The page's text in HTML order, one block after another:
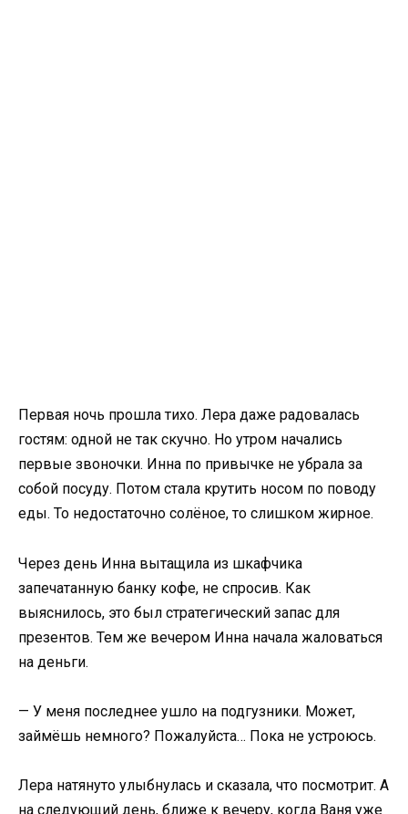
Первая ночь прошла тихо. Лера даже радовалась
гостям: одной не так скучно. Но утром начались
первые звоночки. Инна по привычке не убрала за
собой посуду. Потом стала крутить носом по поводу
еды. То недостаточно солёное, то слишком жирное.
Через день Инна вытащила из шкафчика
запечатанную банку кофе, не спросив. Как
выяснилось, это был стратегический запас для
презентов. Тем же вечером Инна начала жаловаться
на деньги.
— У меня последнее ушло на подгузники. Может,
займёшь немного? Пожалуйста… Пока не устроюсь.
Лера натянуто улыбнулась и сказала, что посмотрит. А
на следующий день, ближе к вечеру, когда Ваня уже